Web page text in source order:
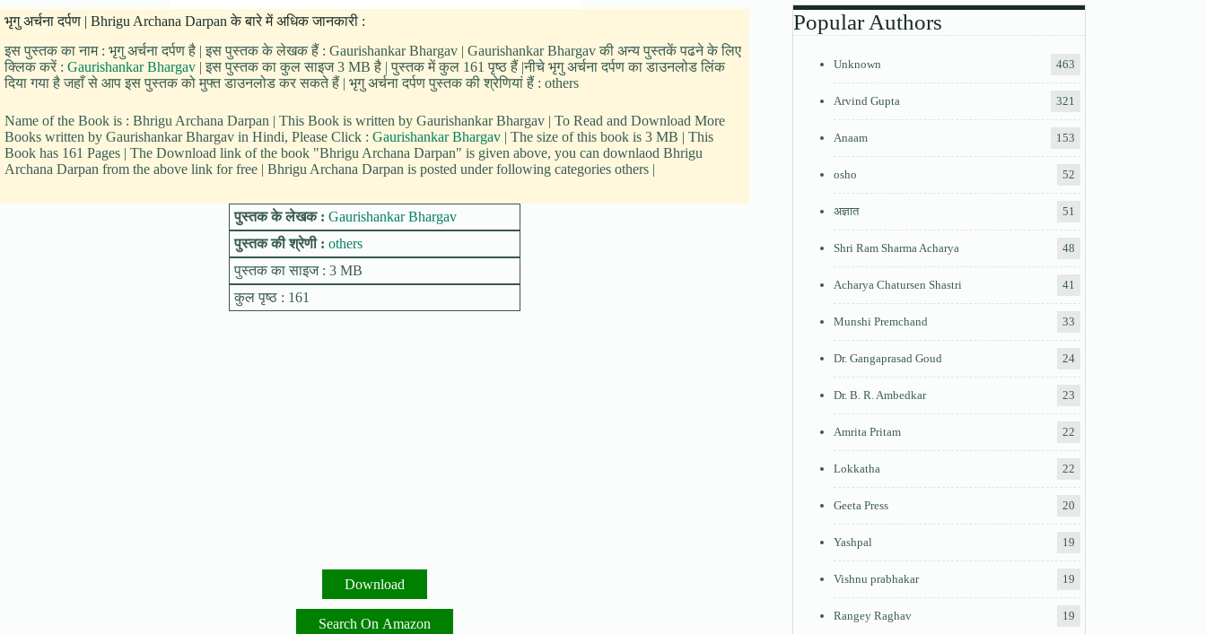
भृगु अर्चना दर्पण | Bhrigu Archana Darpan के बारे में अधिक जानकारी :
इस पुस्तक का नाम : भृगु अर्चना दर्पण है | इस पुस्तक के लेखक हैं : Gaurishankar Bhargav | Gaurishankar Bhargav की अन्य पुस्तकें पढने के लिए
क्लिक करें : Gaurishankar Bhargav | इस पुस्तक का कुल साइज 3 MB है | पुस्तक में कुल 161 पृष्ठ हैं |नीचे भृगु अर्चना दर्पण का डाउनलोड लिंक
दिया गया है जहाँ से आप इस पुस्तक को मुफ्त डाउनलोड कर सकते हैं | भृगु अर्चना दर्पण पुस्तक की श्रेणियां हैं : others
Name of the Book is : Bhrigu Archana Darpan | This Book is written by Gaurishankar Bhargav | To Read and Download More
Books written by Gaurishankar Bhargav in Hindi, Please Click : Gaurishankar Bhargav | The size of this book is 3 MB | This
Book has 161 Pages | The Download link of the book "Bhrigu Archana Darpan" is given above, you can downlaod Bhrigu
Archana Darpan from the above link for free | Bhrigu Archana Darpan is posted under following categories others |
पुस्तक के लेखक : Gaurishankar Bhargav
पुस्तक की श्रेणी : others
पुस्तक का साइज : 3 MB
कुल पृष्ठ : 161
Download
Search On Amazon
Popular Authors
Unknown 463
Arvind Gupta 321
Anaam 153
osho 52
अज्ञात 51
Shri Ram Sharma Acharya 48
Acharya Chatursen Shastri 41
Munshi Premchand 33
Dr. Gangaprasad Goud 24
Dr. B. R. Ambedkar 23
Amrita Pritam 22
Lokkatha 22
Geeta Press 20
Yashpal 19
Vishnu prabhakar 19
Rangey Raghav 19